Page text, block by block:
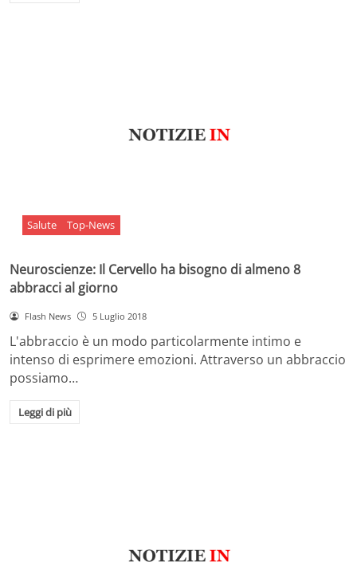
Salute Top-News
Neuroscienze: Il Cervello ha bisogno di almeno 8
abbracci al giorno
Flash News 5 Luglio 2018
L'abbraccio è un modo particolarmente intimo e
intenso di esprimere emozioni. Attraverso un abbraccio
possiamo…
Leggi di più